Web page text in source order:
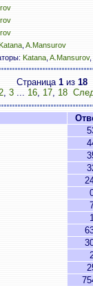
A.Mansurov
Katana A.Mansurov,
Страница 1из 18
, 3 ... 16, 17, 18